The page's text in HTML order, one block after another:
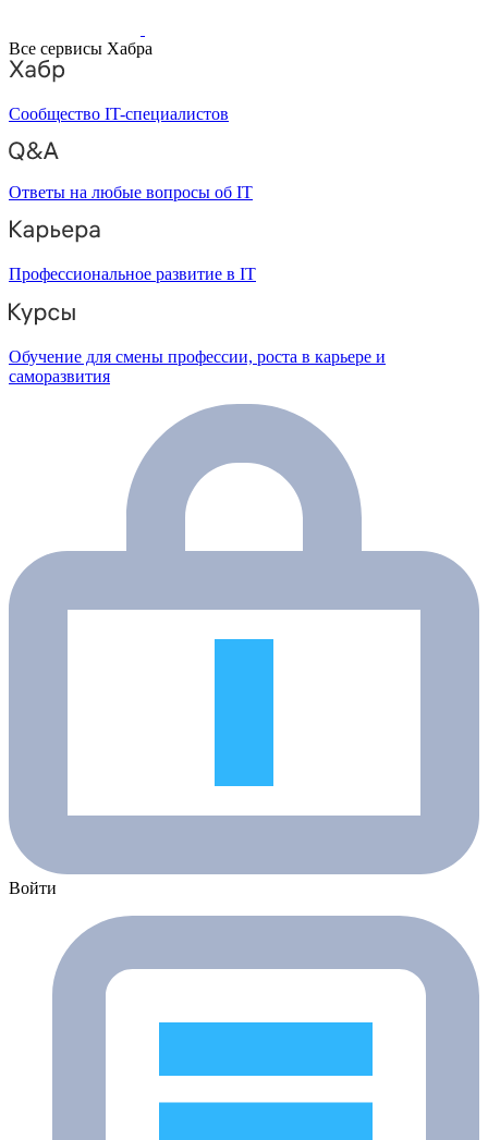
Все сервисы Хабра
Сообщество IT-специалистов
Ответы на любые вопросы об IT
Профессиональное развитие в IT
Обучение для смены профессии, роста в карьере и
саморазвития
Войти